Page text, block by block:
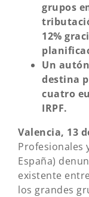
grupos
12%
Un
destina
cuatro
IRPF.
Valencia, 13
Profesionales
España)
existente
los grandes